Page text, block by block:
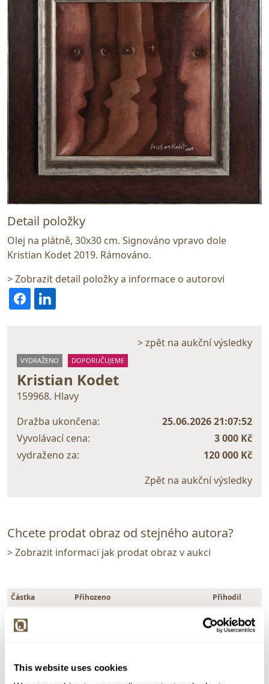
This website uses cookies
Detail položky
Olej na plátně, 30x30 cm. Signováno vpravo dole
Kristian Kodet 2019. Rámováno.
> Zobrazit detail položky a informace o autorovi
> zpět na aukční výsledky
VYDRAŽENO DOPORUČUJEME
Kristian Kodet
159968. Hlavy
Dražba ukončena:
25.06.2026 21:07:52
Vyvolávací cena:
3 000 Kč
vydraženo za:
120 000 Kč
Zpět na aukční výsledky
Chcete prodat obraz od stejného autora?
> Zobrazit informaci jak prodat obraz v aukci
Částka Přihozeno
Přihodil
16694
110 000 Kč
20863
95 000 Kč
25.06.2026 20:57:45